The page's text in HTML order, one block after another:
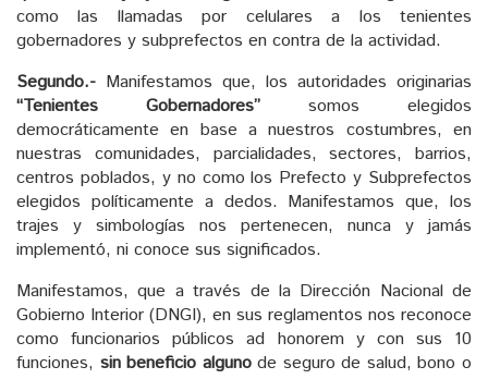
como las llamadas por celulares a los tenientes
gobernadores y subprefectos en contra de la actividad.
Segundo.- Manifestamos que, los autoridades originarias
“Tenientes Gobernadores” somos elegidos
democráticamente en base a nuestros costumbres, en
nuestras comunidades, parcialidades, sectores, barrios,
centros poblados, y no como los Prefecto y Subprefectos
elegidos políticamente a dedos. Manifestamos que, los
trajes y simbologías nos pertenecen, nunca y jamás
implementó, ni conoce sus significados.
Manifestamos, que a través de la Dirección Nacional de
Gobierno Interior (DNGI), en sus reglamentos nos reconoce
como funcionarios públicos ad honorem y con sus 10
funciones, sin beneficio algunode seguro de salud, bono o